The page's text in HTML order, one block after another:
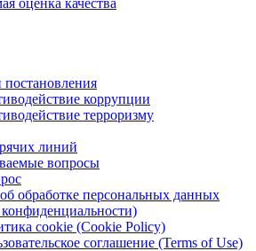
коррупции
терроризму
линий
вопросы
обработке персональных данных
cookie (Cookie Policy)
соглашение (Terms of Use)